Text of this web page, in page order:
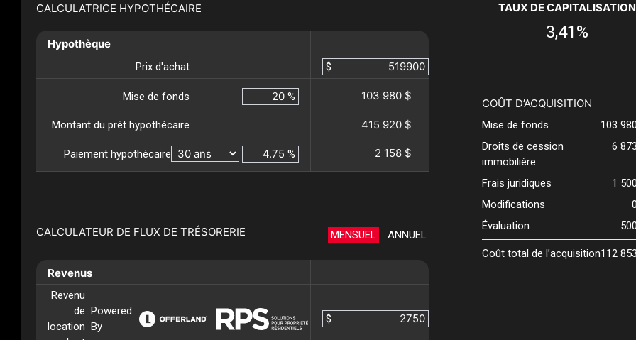
CALCULATRICE HYPOTHÉCAIRE
Hypothèque
Prix d'achat $
Mise de fonds % 103 980 $
Montant du prêt hypothécaire 415 920 $
Paiement hypothécaire % 2 158 $
CALCULATEUR DE FLUX DE TRÉSORERIE MENSUEL ANNUEL
Revenus
Revenu
de
location
Powered
By
$
TAUX DE CAPITALISATION
3,41%
COÛT D’ACQUISITION
Mise de fonds
103
Droits de cession
immobilière
6
Frais juridiques
1
Modifications
Évaluation
Coût total de l’acquisition112